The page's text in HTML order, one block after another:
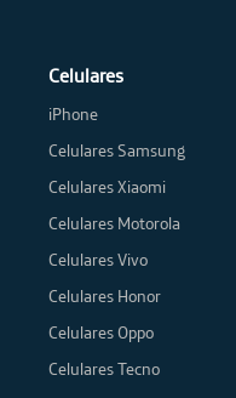
Celulares
iPhone
Celulares Samsung
Celulares Xiaomi
Celulares Motorola
Celulares Vivo
Celulares Honor
Celulares Oppo
Celulares Tecno